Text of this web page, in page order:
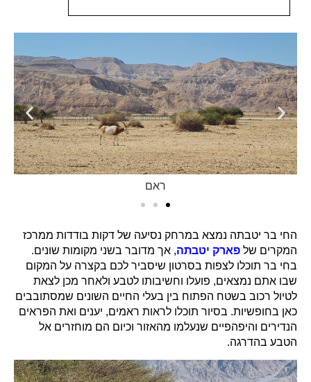
ראם
החי בר יטבתה נמצא במרחק נסיעה של דקות בודדות ממרכז
המקרים של פארק יטבתה, אך מדובר בשני מקומות שונים.
בחי בר תוכלו לצפות בסרטון שיסביר לכם בקצרה על המקום
שבו אתם נמצאים, פועלו וחשיבותו לטבע ולאחר מכן לצאת
לטיול רכוב בשטח הפתוח בין בעלי החיים השונים שמסתובבים
כאן בחופשיות. בסיור תוכלו לראות ראמים, יענים ואת הפראים
הנדירים והיפהפיים שנעלמו מהאזור וכיום הם מוחזרים אל
הטבע בהדרגה.